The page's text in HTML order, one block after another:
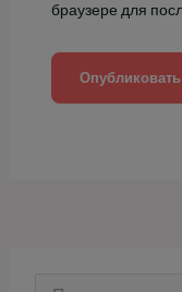
браузере для